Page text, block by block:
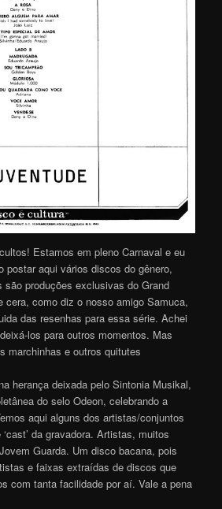
Estamos em pleno Carnaval e eu
postar aqui vários discos do gênero,
são produções exclusivas do Grand
cera, como diz o nosso amigo Samuca,
das resenhas para essa série. Achei
los para outros momentos. Mas
marchinhas e outros quitutes
herança deixada pelo Sintonia Musikal,
do selo Odeon, celebrando a
aqui alguns dos artistas/conjuntos
da gravadora. Artistas, muitos
Guarda. Um disco bacana, pois
e faixas extraídas de discos que
com tanta facilidade por aí. Vale a pena